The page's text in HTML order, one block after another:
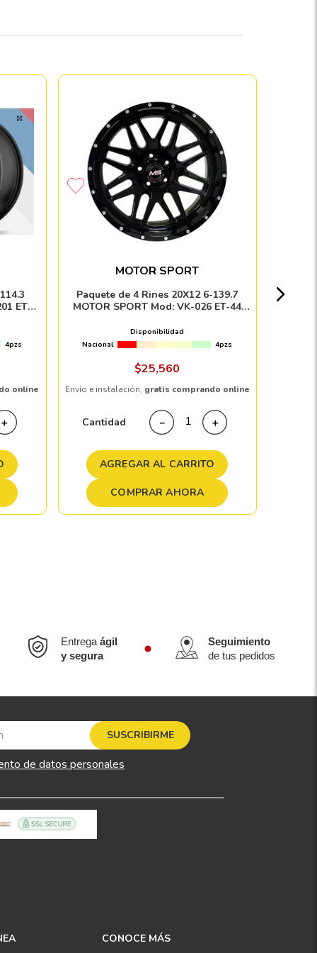
ET00
4pzs
online
＋
MOTOR SPORT
Paquete de 4 Rines 20X12 6-139.7
MOTOR SPORT Mod: VK-026 ET-44
Disponibilidad
Nacional
4pzs
$25,560
Envío e instalación, gratis comprando online
Cantidad ＋
－
AGREGAR AL CARRITO
COMPRAR AHORA
Entregaágil
y segura
Seguimiento
de tus pedidos
SUSCRIBIRME
de datos personales
CONOCE MÁS